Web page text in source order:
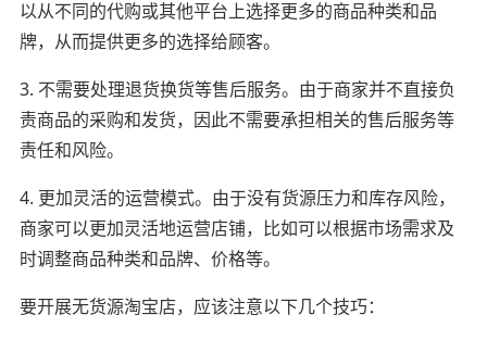
以从不同的代购或其他平台上选择更多的商品种类和品
牌，从而提供更多的选择给顾客。
3. 不需要处理退货换货等售后服务。由于商家并不直接负
责商品的采购和发货，因此不需要承担相关的售后服务等
责任和风险。
4. 更加灵活的运营模式。由于没有货源压力和库存风险，
商家可以更加灵活地运营店铺，比如可以根据市场需求及
时调整商品种类和品牌、价格等。
要开展无货源淘宝店，应该注意以下几个技巧：